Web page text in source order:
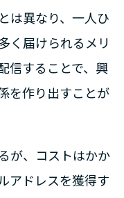
は異なり、一人ひ
く届けられるメリ
信することで、興
を作り出すことが
が、コストはかか
アドレスを獲得す